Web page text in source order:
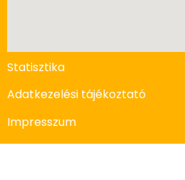
Statisztika
Adatkezelési tájékoztató
Impresszum
Vállalkozási feltételek